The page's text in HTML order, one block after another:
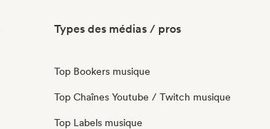
Types des médias / pros
Top Bookers musique
Top Chaînes Youtube / Twitch musique
Top Labels musique